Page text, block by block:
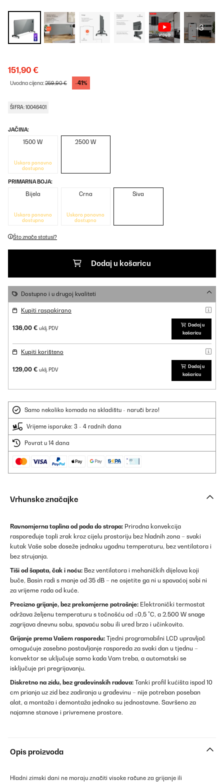
+3
151,90 €
Uvodna cijena:259,90 € -41%
ŠIFRA: 10046401
JAČINA:
1500 W
Uskoro ponovno
dostupno
2500 W
PRIMARNA BOJA:
Bijela
Uskoro ponovno
dostupno
Crna
Uskoro ponovno
dostupno
Siva
Što znače statusi?
Dodaj u košaricu
Dostupno i u drugoj kvaliteti
Kupiti raspakirano
136,00 € uklj. PDV
Dodaj u
košaricu
Kupiti korišteno
129,00 € uklj. PDV
Dodaj u
košaricu
Samo nekoliko komada na skladištu - naruči brzo!
Vrijeme isporuke: 3 - 4 radnih dana
Povrat u 14 dana
Vrhunske značajke
Ravnomjerna toplina od poda do stropa: Prirodna konvekcija
raspoređuje topli zrak kroz cijelu prostoriju bez hladnih zona – svaki
kutak Vaše sobe doseže jednaku ugodnu temperaturu, bez ventilatora i
bez strujanja.
Tiši od šapata, čak i noću: Bez ventilatora i mehaničkih dijelova koji
buče, Basin radi s manje od 35 dB – ne osjetite ga ni u spavaćoj sobi ni
za vrijeme rada od kuće.
Precizno grijanje, bez prekomjerne potrošnje: Elektronički termostat
održava željenu temperaturu s točnošću od ±0,5 °C, a 2.500 W snage
zagrijava dnevnu sobu, spavaću sobu ili ured brzo i učinkovito.
Grijanje prema Vašem rasporedu: Tjedni programabilni LCD upravljač
omogućuje zasebno postavljanje rasporeda za svaki dan u tjednu –
konvektor se uključuje samo kada Vam treba, a automatski se
isključuje pri pregrijavanju.
Diskretno na zidu, bez građevinskih radova: Tanki profil kućišta ispod 10
cm prianja uz zid bez zadiranja u građevinu – nije potreban poseban
alat, a montaža i demontaža jednako su jednostavne. Savršeno za
najamne stanove i privremene prostore.
Opis proizvoda
Hladni zimski dani ne moraju značiti visoke račune za grijanje ili